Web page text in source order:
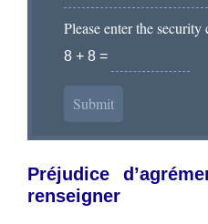
Please enter the security
8 + 8 =
Submit
Préjudice
renseigner